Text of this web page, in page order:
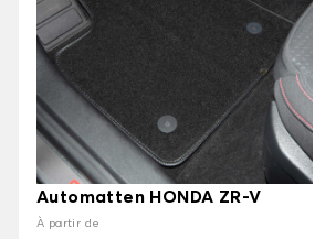
Automatten HONDA ZR-V
À partir de